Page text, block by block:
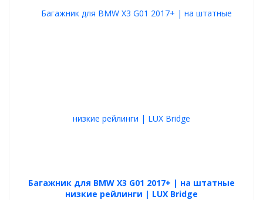
Багажник для BMW X3 G01 2017+ | на штатные
низкие рейлинги | LUX Bridge